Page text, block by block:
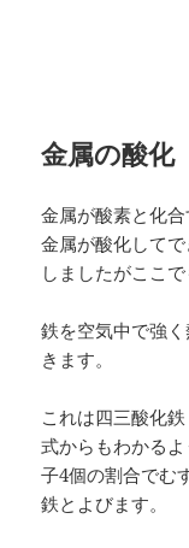
金属の酸化
金属が酸素と化
金属が酸化して
しましたがここ
鉄を空気中で強
きます。
これは四三酸化鉄
式からもわかる
子4個の割合でむ
鉄とよびます。